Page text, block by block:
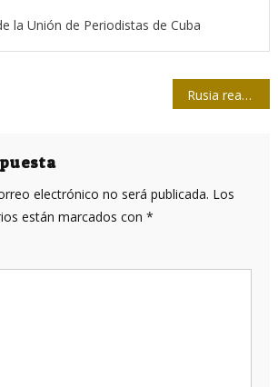
la Unión de Periodistas de Cuba
Rusia reacciona ante críticas a su sistema de prensa
electrónico no será publicada. Los
están marcados con *